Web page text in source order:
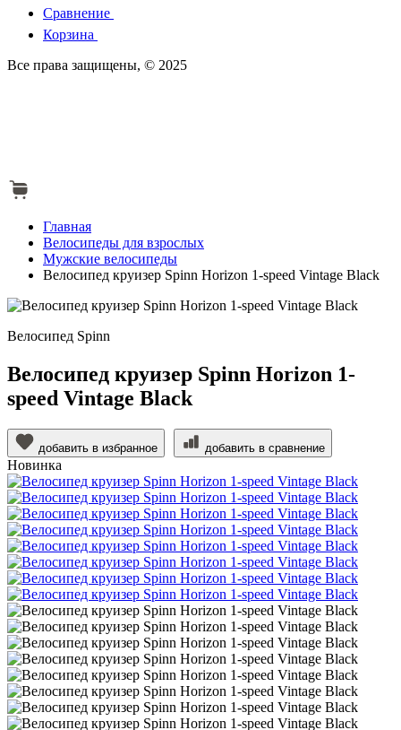
Сравнение
Корзина
Все права защищены, © 2025
Главная
Велосипеды для взрослых
Мужские велосипеды
Велосипед круизер Spinn Horizon 1-speed Vintage Black
Велосипед Spinn
Велосипед круизер Spinn Horizon 1-
speed Vintage Black
добавить в избранное добавить в сравнение
Новинка